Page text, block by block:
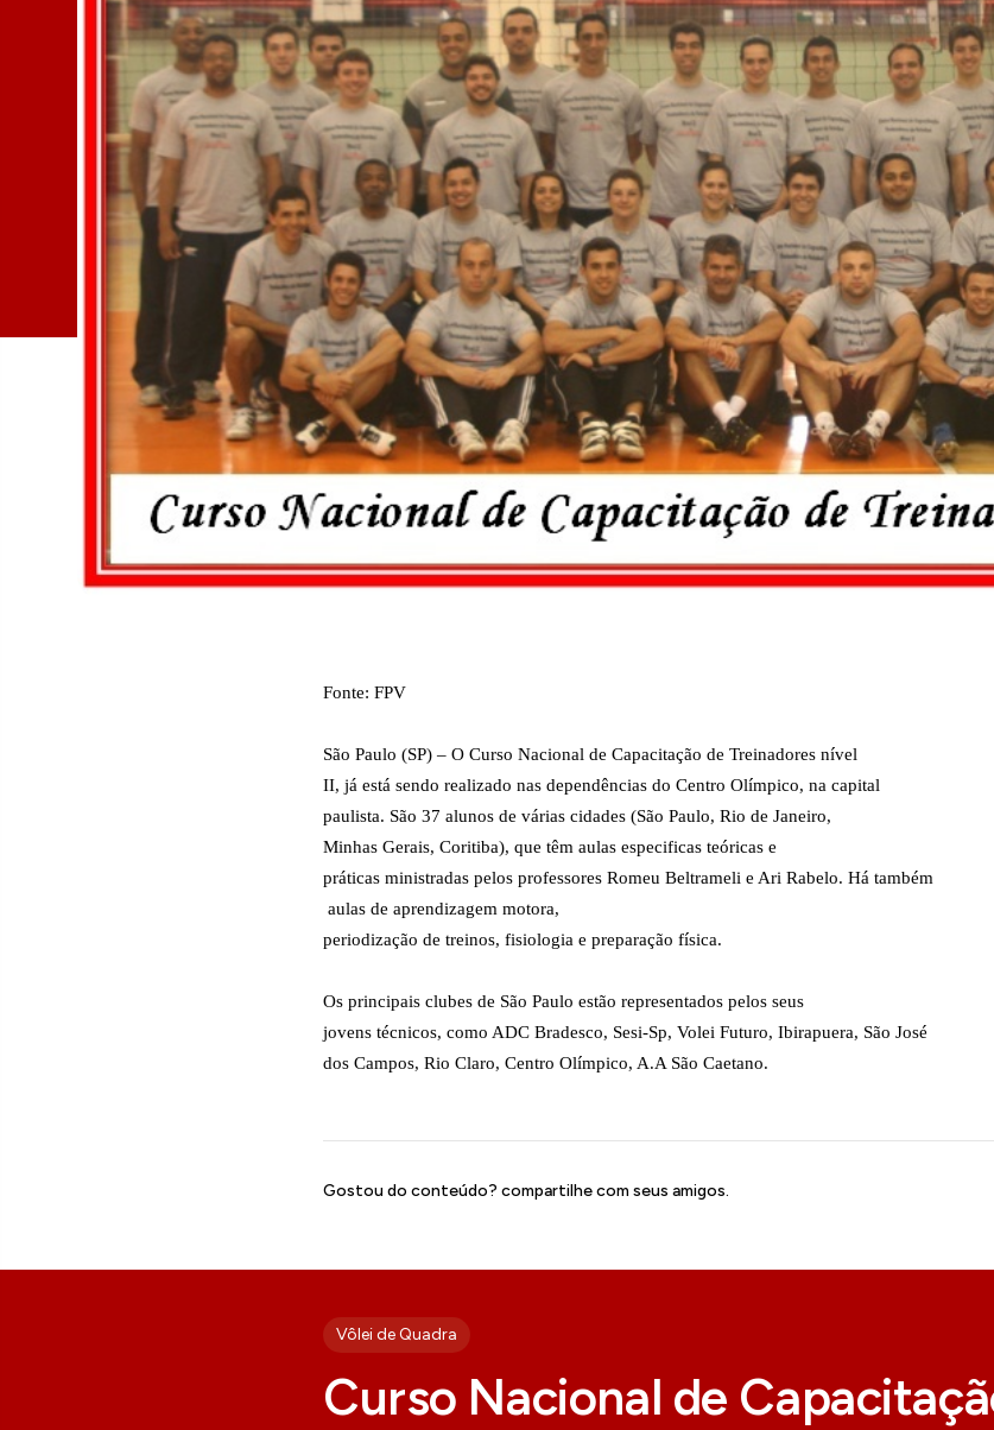
Fonte: FPV
São Paulo (SP) – O Curso Nacional de Capacitação de Treinadores nível
II, já está sendo realizado nas dependências do Centro Olímpico, na capital
paulista. São 37 alunos de várias cidades (São Paulo, Rio de Janeiro,
Minhas Gerais, Coritiba), que têm aulas especificas teóricas e
práticas ministradas pelos professores Romeu Beltrameli e Ari Rabelo. Há também
aulas de aprendizagem motora,
periodização de treinos, fisiologia e preparação física.
Os principais clubes de São Paulo estão representados pelos seus
jovens técnicos, como ADC Bradesco, Sesi-Sp, Volei Futuro, Ibirapuera, São José
dos Campos, Rio Claro, Centro Olímpico, A.A São Caetano.
Gostou do conteúdo? compartilhe com seus amigos.
Vôlei de Quadra
Curso Nacional de